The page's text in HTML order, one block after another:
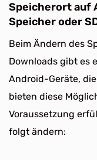
Speicherort auf
Speicher oder
Beim Ändern des
Downloads gibt es
Android-Geräte,
bieten diese
Voraussetzung
folgt ändern: